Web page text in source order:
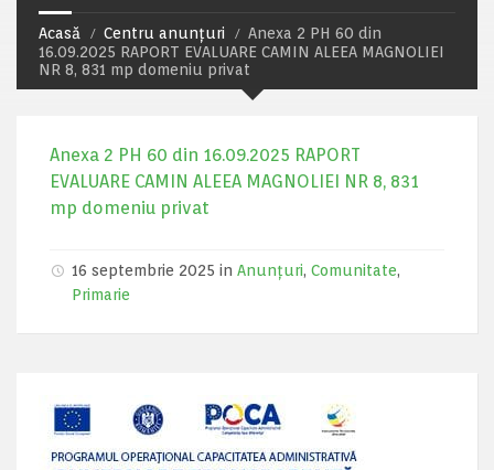
Acasă Centru anunțuri
Anexa 2 PH 60 din
16.09.2025 RAPORT EVALUARE CAMIN ALEEA MAGNOLIEI
NR 8, 831 mp domeniu privat
Anexa 2 PH 60 din 16.09.2025 RAPORT
EVALUARE CAMIN ALEEA MAGNOLIEI NR 8, 831
mp domeniu privat
16 septembrie 2025 in Anunțuri, Comunitate,
Primarie